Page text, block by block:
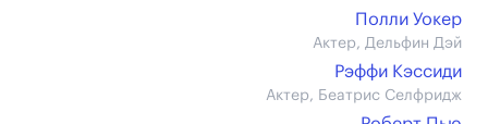
Полли Уокер
Актер, Дельфин Дэй
Рэффи Кэссиди
Актер, Беатрис Селфридж